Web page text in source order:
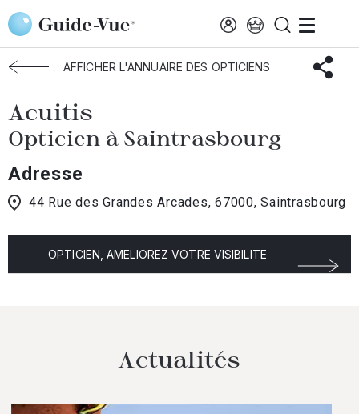
Aller au contenu principal
Accueil Choisir mon opticien Saintrasbourg Acuitis
AFFICHER L'ANNUAIRE DES OPTICIENS
Acuitis
Opticien à Saintrasbourg
Adresse
44 Rue des Grandes Arcades, 67000, Saintrasbourg
OPTICIEN, AMELIOREZ VOTRE VISIBILITE
Actualités